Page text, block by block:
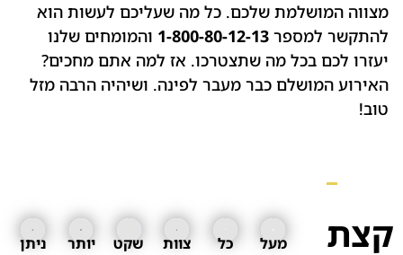
מצווה המושלמת שלכם. כל מה שעליכם לעשות הוא
להתקשר למספר 1-800-80-12-13 והמומחים שלנו
יעזרו לכם בכל מה שתצטרכו. אז למה אתם מחכים?
האירוע המושלם כבר מעבר לפינה. ושיהיה הרבה מזל
טוב!
קצת
מעל
כל
צוות
שקט
יותר
ניתן